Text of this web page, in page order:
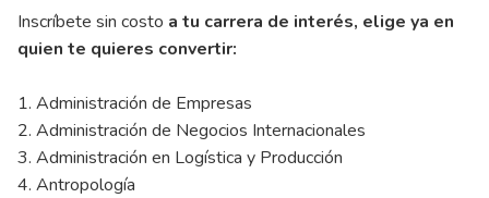
Inscríbete sin costo a tu carrera de interés, elige ya en
quien te quieres convertir:
1. Administración de Empresas
2. Administración de Negocios Internacionales
3. Administración en Logística y Producción
4. Antropología